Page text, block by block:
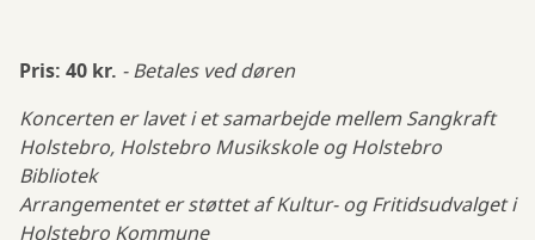
Pris: 40 kr. - Betales ved døren
Koncerten er lavet i et samarbejde mellem Sangkraft
Holstebro, Holstebro Musikskole og Holstebro
Bibliotek
Arrangementet er støttet af Kultur- og Fritidsudvalget i
Holstebro Kommune